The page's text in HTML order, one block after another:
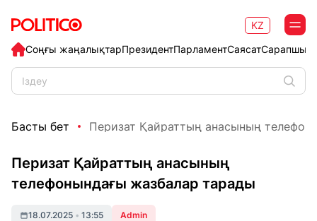
Соңғы жаңалықтарПрезидентПарламентСаясат
KZ
Басты бет Перизат Қайраттың анасының
Перизат Қайраттың анасының
телефонындағы жазбалар тарады
18.07.2025 • 13:55 Admin